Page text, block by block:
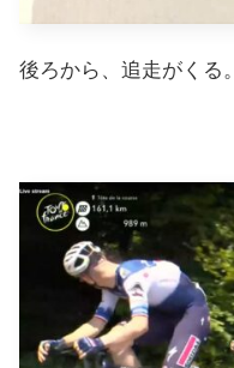
後ろから、追走がくる。